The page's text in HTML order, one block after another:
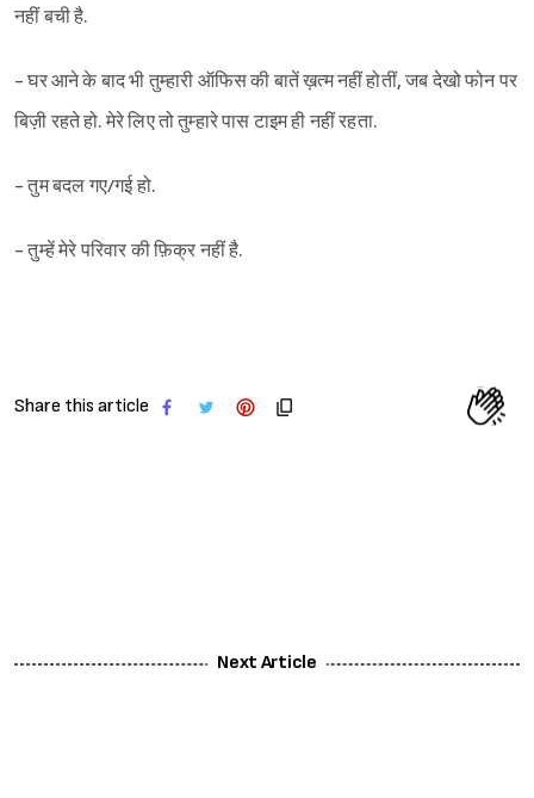
नहीं बची है.
- घर आने के बाद भी तुम्हारी ऑफिस की बातें ख़त्म नहीं होतीं, जब देखो फोन पर
बिज़ी रहते हो. मेरे लिए तो तुम्हारे पास टाइम ही नहीं रहता.
- तुम बदल गए/गई हो.
- तुम्हें मेरे परिवार की फ़िक्र नहीं है.
Share this article
Next Article